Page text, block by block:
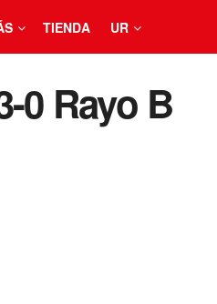
TIENDA UR
0 Rayo B